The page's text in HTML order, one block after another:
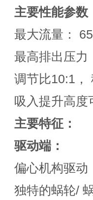
主要性能参数
最大流量：
最高排出压力
调节比10:1，
吸入提升高度
主要特征：
驱动端：
偏心机构驱动
独特的蜗轮/